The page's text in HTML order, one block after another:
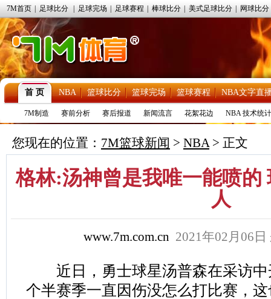
7M首页 足球比分 足球完场 足球赛程 棒球比分 美式足球比分 网球比分
首 页 NBA 篮球比分 篮球完场 篮球赛程 NBA文字直
7M制造 赛前分析 赛后报道 新闻流言 花絮花边 NBA 技术统计
您现在的位置： 7M篮球新闻 > NBA> 正文
格林:汤神曾是我唯一能喷的
人
www.7m.com.cn 2021年02月06日
近日，勇士球星汤普森在采访中
个半赛季一直因伤没怎么打比赛，